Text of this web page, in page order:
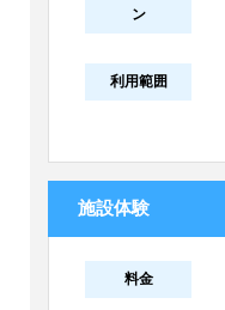
ン
利用範囲
施設体験
料金